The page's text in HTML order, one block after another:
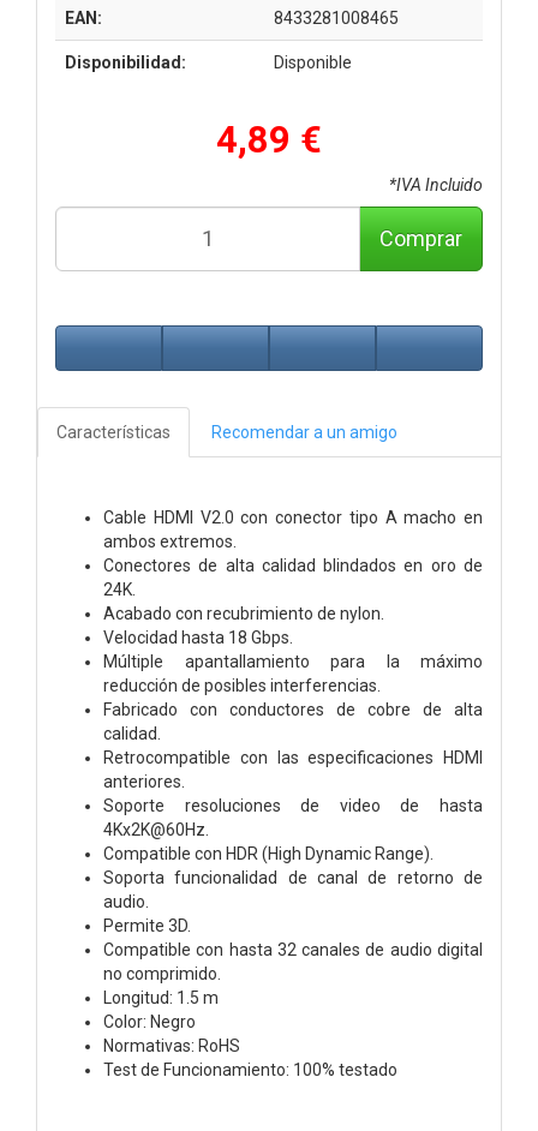
EAN: 8433281008465
Disponibilidad: Disponible
4,89 €
*IVA Incluido
Comprar
Características Recomendar a un amigo
Cable HDMI V2.0 con conector tipo A macho en
ambos extremos.
Conectores de alta calidad blindados en oro de
24K.
Acabado con recubrimiento de nylon.
Velocidad hasta 18 Gbps.
Múltiple apantallamiento para la máximo
reducción de posibles interferencias.
Fabricado con conductores de cobre de alta
calidad.
Retrocompatible con las especificaciones HDMI
anteriores.
Soporte resoluciones de video de hasta
4Kx2K@60Hz.
Compatible con HDR (High Dynamic Range).
Soporta funcionalidad de canal de retorno de
audio.
Permite 3D.
Compatible con hasta 32 canales de audio digital
no comprimido.
Longitud: 1.5 m
Color: Negro
Normativas: RoHS
Test de Funcionamiento: 100% testado